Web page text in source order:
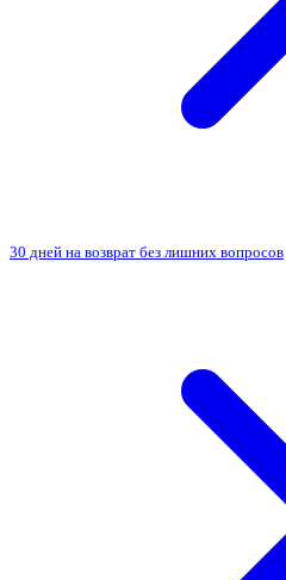
30 дней на возврат без лишних вопросов